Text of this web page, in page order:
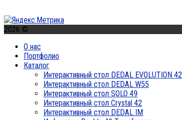
2026 ©
О нас
Портфолио
Каталог
Интерактивный стол DEDAL EVOLUTION 42
Интерактивный стол DEDAL W55
Интерактивный стол SOLO 49
Интерактивный стол Crystal 42
Интерактивный стол DEDAL IM